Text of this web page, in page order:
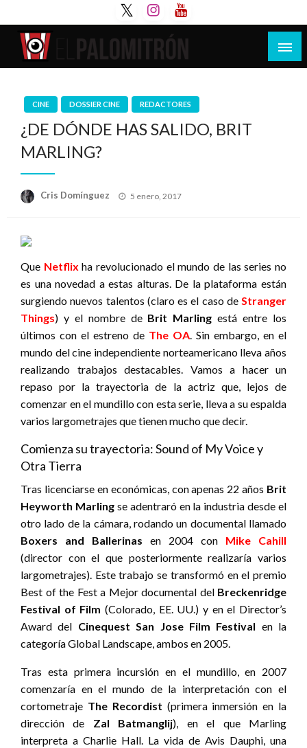
al
contenido
Tu espacio de la industria de cine española y
CINE DOSSIER CINE REDACTORES
¿DE DÓNDE HAS SALIDO, BRIT
MARLING?
Cris Domínguez
Publicado
5 enero, 2017
Que Netflix ha revolucionado el mundo de las series no
es una novedad a estas alturas. De la plataforma están
surgiendo nuevos talentos (claro es el caso de Stranger
Things) y el nombre de Brit Marling está entre los
últimos con el estreno de The OA. Sin embargo, en el
mundo del cine independiente norteamericano lleva años
realizando trabajos destacables. Vamos a hacer un
repaso por la trayectoria de la actriz que, lejos de
comenzar en el mundillo con esta serie, lleva a su espalda
varios largometrajes que tienen mucho que decir.
Comienza su trayectoria: Sound of My Voice y
Otra Tierra
Tras licenciarse en económicas, con apenas 22 años Brit
Heyworth Marlingse adentraró en la industria desde el
otro lado de la cámara, rodando un documental llamado
Boxers and Ballerinas en 2004 con Mike Cahill
(director con el que posteriormente realizaría varios
largometrajes). Este trabajo se transformó en el premio
Best of the Fest a Mejor documental del Breckenridge
Festival of Film (Colorado, EE. UU.) y en el Director’s
Award del Cinequest San Jose Film Festival en la
categoría Global Landscape, ambos en 2005.
Tras esta primera incursión en el mundillo, en 2007
comenzaría en el mundo de la interpretación con el
cortometraje The Recordist (primera inmersión en la
dirección de Zal Batmanglij), en el que Marling
interpreta a Charlie Hall. La vida de Avis Dauphi, una